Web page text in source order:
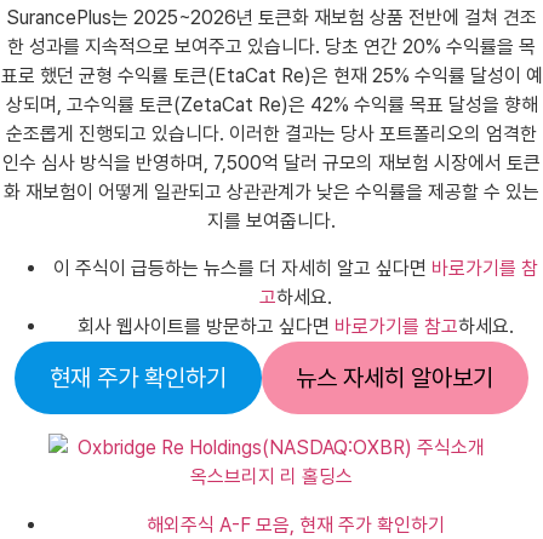
SurancePlus는 2025~2026년 토큰화 재보험 상품 전반에 걸쳐 견조
한 성과를 지속적으로 보여주고 있습니다. 당초 연간 20% 수익률을 목
표로 했던 균형 수익률 토큰(EtaCat Re)은 현재 25% 수익률 달성이 예
상되며, 고수익률 토큰(ZetaCat Re)은 42% 수익률 목표 달성을 향해
순조롭게 진행되고 있습니다. 이러한 결과는 당사 포트폴리오의 엄격한
인수 심사 방식을 반영하며, 7,500억 달러 규모의 재보험 시장에서 토큰
화 재보험이 어떻게 일관되고 상관관계가 낮은 수익률을 제공할 수 있는
지를 보여줍니다.
이 주식이 급등하는 뉴스를 더 자세히 알고 싶다면 바로가기를 참
고하세요.
회사 웹사이트를 방문하고 싶다면 바로가기를 참고하세요.
현재 주가 확인하기 뉴스 자세히 알아보기
해외주식 A-F 모음, 현재 주가 확인하기